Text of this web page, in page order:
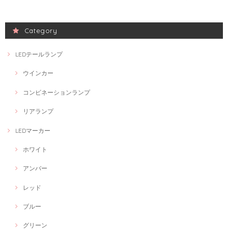
Category
LEDテールランプ
ウインカー
コンビネーションランプ
リアランプ
LEDマーカー
ホワイト
アンバー
レッド
ブルー
グリーン